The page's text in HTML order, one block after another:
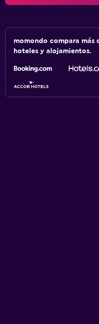
momondo compara más
hoteles y alojamientos.